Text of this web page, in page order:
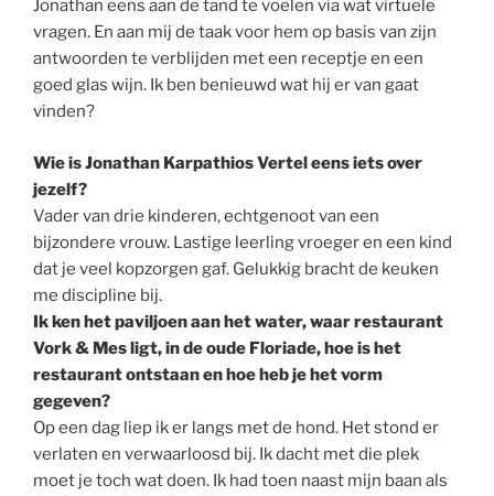
Jonathan eens aan de tand te voelen via wat virtuele
vragen. En aan mij de taak voor hem op basis van zijn
antwoorden te verblijden met een receptje en een
goed glas wijn. Ik ben benieuwd wat hij er van gaat
vinden?
Wie is Jonathan Karpathios Vertel eens iets over
jezelf?
Vader van drie kinderen, echtgenoot van een
bijzondere vrouw. Lastige leerling vroeger en een kind
dat je veel kopzorgen gaf. Gelukkig bracht de keuken
me discipline bij.
Ik ken het paviljoen aan het water, waar restaurant
Vork & Mes ligt, in de oude Floriade, hoe is het
restaurant ontstaan en hoe heb je het vorm
gegeven?
Op een dag liep ik er langs met de hond. Het stond er
verlaten en verwaarloosd bij. Ik dacht met die plek
moet je toch wat doen. Ik had toen naast mijn baan als